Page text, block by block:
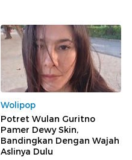
Wolipop
Potret Wulan Guritno
Pamer Dewy Skin,
Bandingkan Dengan Wajah
Aslinya Dulu